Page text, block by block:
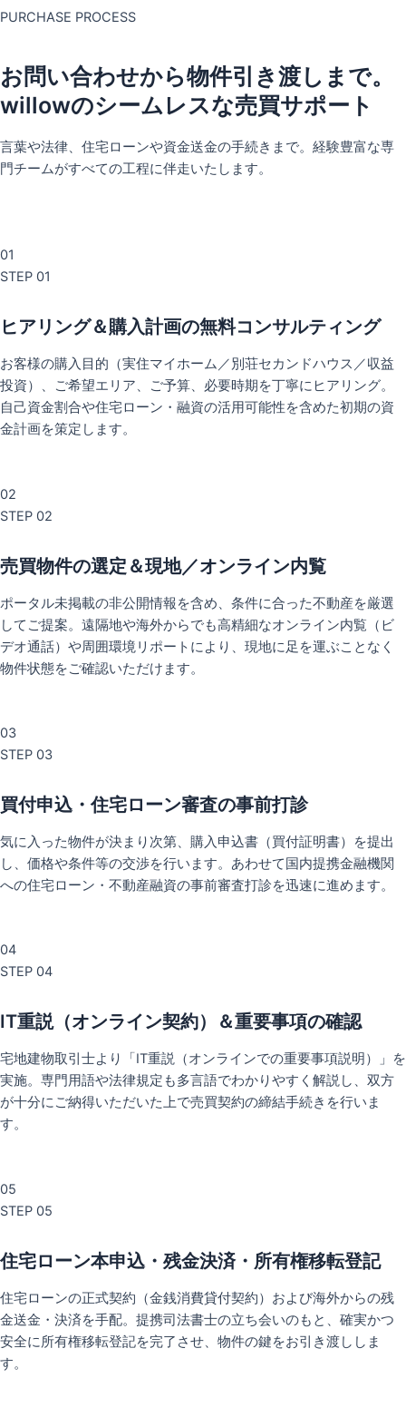
PURCHASE PROCESS
お問い合わせから物件引き渡しまで。
willowのシームレスな売買サポート
言葉や法律、住宅ローンや資金送金の手続きまで。経験豊富な専
門チームがすべての工程に伴走いたします。
01
STEP 01
ヒアリング＆購入計画の無料コンサルティング
お客様の購入目的（実住マイホーム／別荘セカンドハウス／収益
投資）、ご希望エリア、ご予算、必要時期を丁寧にヒアリング。
自己資金割合や住宅ローン・融資の活用可能性を含めた初期の資
金計画を策定します。
02
STEP 02
売買物件の選定＆現地／オンライン内覧
ポータル未掲載の非公開情報を含め、条件に合った不動産を厳選
してご提案。遠隔地や海外からでも高精細なオンライン内覧（ビ
デオ通話）や周囲環境リポートにより、現地に足を運ぶことなく
物件状態をご確認いただけます。
03
STEP 03
買付申込・住宅ローン審査の事前打診
気に入った物件が決まり次第、購入申込書（買付証明書）を提出
し、価格や条件等の交渉を行います。あわせて国内提携金融機関
への住宅ローン・不動産融資の事前審査打診を迅速に進めます。
04
STEP 04
IT重説（オンライン契約）＆重要事項の確認
宅地建物取引士より「IT重説（オンラインでの重要事項説明）」を
実施。専門用語や法律規定も多言語でわかりやすく解説し、双方
が十分にご納得いただいた上で売買契約の締結手続きを行いま
す。
05
STEP 05
住宅ローン本申込・残金決済・所有権移転登記
住宅ローンの正式契約（金銭消費貸付契約）および海外からの残
金送金・決済を手配。提携司法書士の立ち会いのもと、確実かつ
安全に所有権移転登記を完了させ、物件の鍵をお引き渡ししま
す。